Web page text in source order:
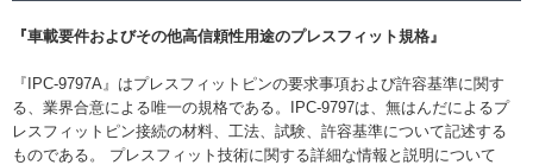
『車載要件およびその他高信頼性用途のプレスフィット規格』
『IPC-9797A』はプレスフィットピンの要求事項および許容基準に関す
る、業界合意による唯一の規格である。IPC-9797は、無はんだによるプ
レスフィットピン接続の材料、工法、試験、許容基準について記述する
ものである。 プレスフィット技術に関する詳細な情報と説明について